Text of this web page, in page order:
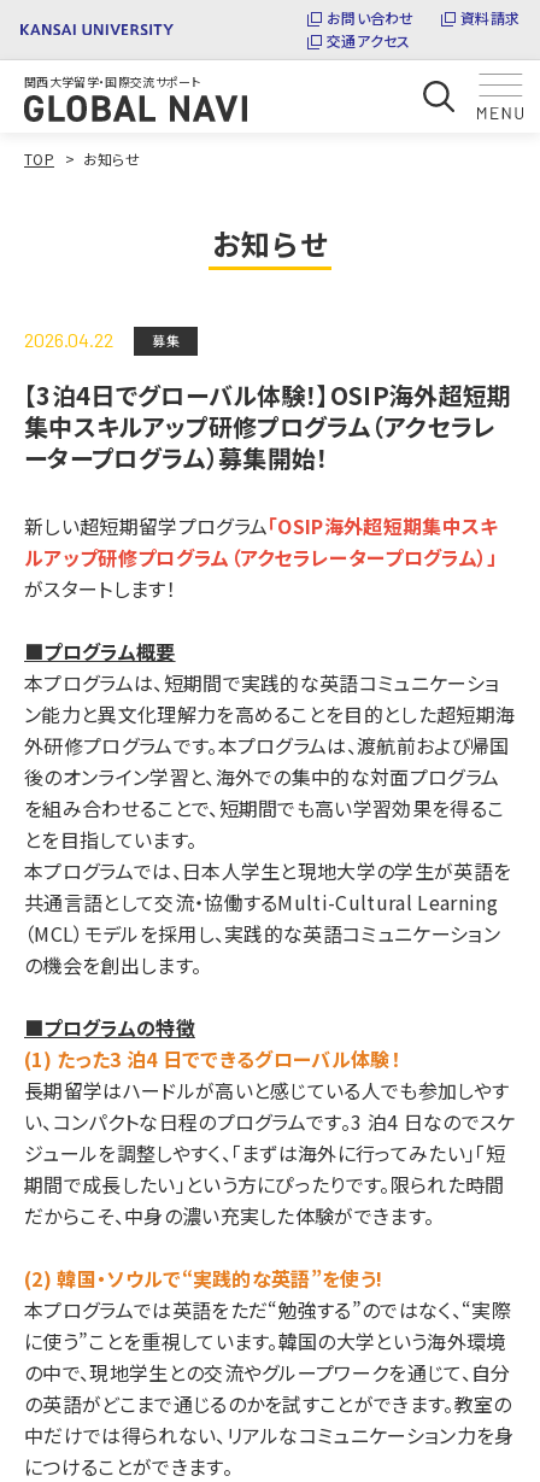
お問い合わせ
資料請求
交通アクセス
関西大学留学・国際交流サポート
TOP お知らせ
お知らせ
2026.04.22 募集
【3泊4日でグローバル体験！】OSIP海外超短期
集中スキルアップ研修プログラム（アクセラレ
ータープログラム）募集開始！
新しい超短期留学プログラム「OSIP海外超短期集中スキ
ルアップ研修プログラム（アクセラレータープログラム）」
がスタートします！
■プログラム概要
本プログラムは、短期間で実践的な英語コミュニケーショ
ン能力と異文化理解力を高めることを目的とした超短期海
外研修プログラムです。本プログラムは、渡航前および帰国
後のオンライン学習と、海外での集中的な対面プログラム
を組み合わせることで、短期間でも高い学習効果を得るこ
とを目指しています。
本プログラムでは、日本人学生と現地大学の学生が英語を
共通言語として交流・協働するMulti-Cultural Learning
（MCL）モデルを採用し、実践的な英語コミュニケーション
の機会を創出します。
■プログラムの特徴
(1) たった3 泊4 日でできるグローバル体験！
⾧期留学はハードルが高いと感じている人でも参加しやす
い、コンパクトな日程のプログラムです。3 泊4 日なのでスケ
ジュールを調整しやすく、「まずは海外に行ってみたい」「短
期間で成⾧したい」という方にぴったりです。限られた時間
だからこそ、中身の濃い充実した体験ができます。
(2) 韓国・ソウルで“実践的な英語”を使う!
本プログラムでは英語をただ“勉強する”のではなく、“実際
に使う”ことを重視しています。韓国の大学という海外環境
の中で、現地学生との交流やグループワークを通じて、自分
の英語がどこまで通じるのかを試すことができます。教室の
中だけでは得られない、リアルなコミュニケーション力を身
につけることができます。